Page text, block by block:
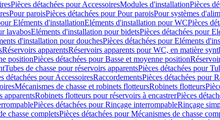
Pièces détachées pour AccessoiresModules d'installationPièces
Pour paroisPièces détachées pour Pour paroisPour systèmes
Eléments d'installationEléments d'installation pour WCPièces
lavabosEléments d'installation pour bidetsPièces détachées pour
d'installation pour douchesPièces détachées pour Eléments
Réservoirs apparentsRéservoirs apparents pour WC, en matière
positionPièces détachées pour Basse et moyenne position
Tubes de chasse pour réservoirs apparentsPièces détachées pour
détachées pour AccessoiresRaccordementsPièces détachées pour
Mécanismes de chasse et robinets flotteursRobinets flotteurs
apparentsRobinets flotteurs pour réservoirs à encastrerPièces
Pièces détachées pour Rinçage interrompableRinçage
chasse completsPièces détachées pour Mécanismes de chasse